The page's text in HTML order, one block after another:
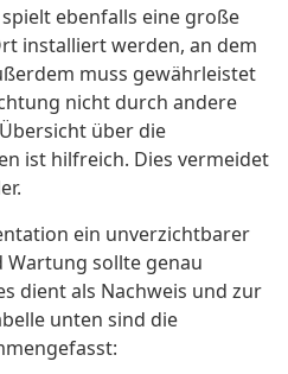
ebenfalls eine große
installiert werden, an dem
muss gewährleistet
nicht durch andere
über die
ist hilfreich. Dies vermeidet
ein unverzichtbarer
Wartung sollte genau
dient als Nachweis und zur
unten sind die